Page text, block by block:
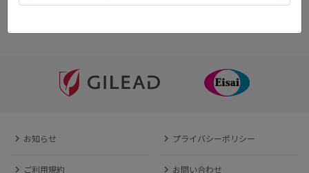
お知らせ プライバシーポリシー
ご利用規約 お問い合わせ